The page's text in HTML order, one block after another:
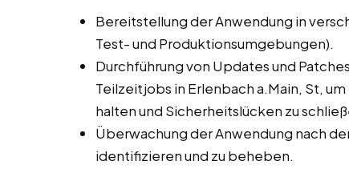
Bereitstellung der Anwendung in
Test- und Produktionsumgebungen).
Durchführung von Updates und
Teilzeitjobs in Erlenbach a.Main, St,
halten und Sicherheitslücken zu
Überwachung der Anwendung nach
identifizieren und zu beheben.